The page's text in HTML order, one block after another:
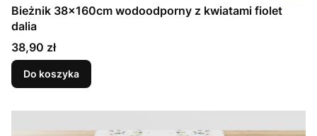
Bieżnik 38x160cm wodoodporny z kwiatami fiolet
dalia
Cena
38,90 zł
Do koszyka